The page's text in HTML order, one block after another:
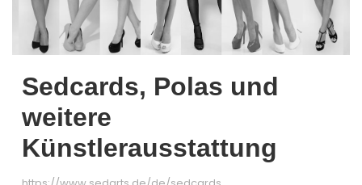
Sedcards, Polas und
weitere
Künstlerausstattung